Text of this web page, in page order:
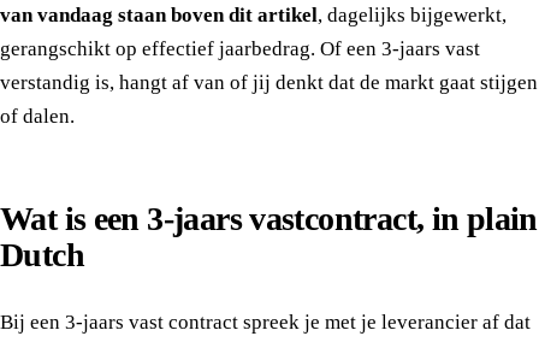
van vandaag staan boven dit artikel, dagelijks bijgewerkt,
gerangschikt op effectief jaarbedrag. Of een 3-jaars vast
verstandig is, hangt af van of jij denkt dat de markt gaat stijgen
of dalen.
Wat is een 3-jaars vastcontract, in plain
Dutch
Bij een 3-jaars vast contract spreek je met je leverancier af dat